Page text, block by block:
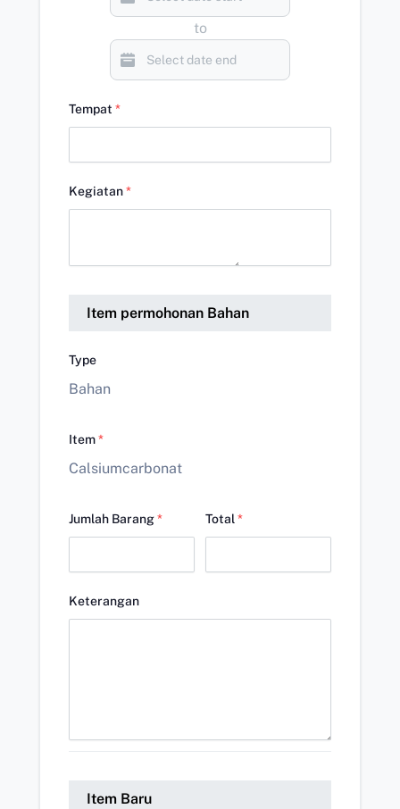
to
Tempat *
Kegiatan*
Item permohonan Bahan
Type
Bahan
Item*
Calsiumcarbonat
Jumlah Barang* Total *
Keterangan
Item Baru